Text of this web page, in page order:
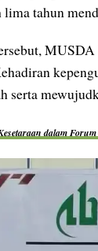
tahun
serta
dalam Forum